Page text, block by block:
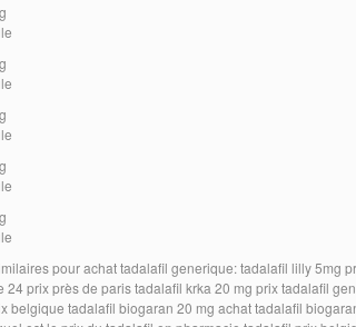
pour achat tadalafil generique: tadalafil lilly 5mg
24 prix près de paris tadalafil krka 20 mg prix tadalafil
belgique tadalafil biogaran 20 mg achat tadalafil